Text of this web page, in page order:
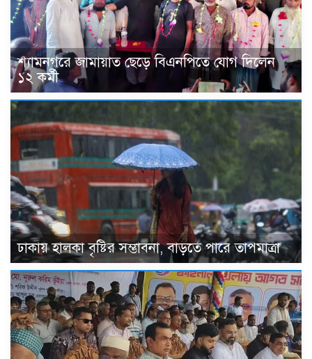
শ্যামনগরে জামায়াত ছেড়ে বিএনপিতে যোগ দিলেন
১২ কর্মী
ঢাকায় হালকা বৃষ্টির সম্ভাবনা, বাড়তে পারে তাপমাত্রা